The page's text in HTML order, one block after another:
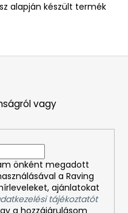
alapján készült termék
vagy
önként megadott
a Raving
ajánlatokat
tájékoztatót